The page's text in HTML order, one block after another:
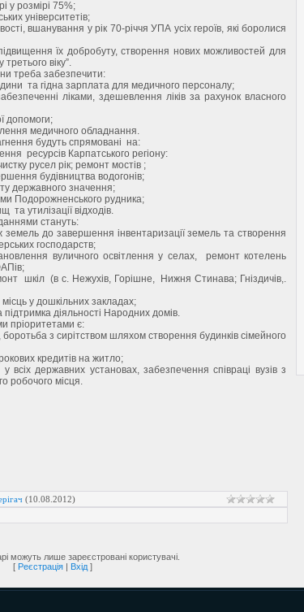
у розмірі 75%;
університетів;
вшанування у рік 70-річчя УПА усіх героїв, які боролися
їх добробуту, створення нових можливостей для
віку”.
треба забезпечити:
та гідна зарплата для медичного персоналу;
ліками, здешевлення ліків за рахунок власного
допомоги;
медичного обладнання.
будуть спрямовані на:
ресурсів Карпатського регіону:
русел рік; ремонт мостів ;
будівництва водогонів;
державного значення;
Подорожненського рудника;
утилізації відходів.
стануть:
до завершення інвентаризації земель та створення
господарств;
вуличного освітлення у селах, ремонт котелень
шкіл (в с. Нежухів, Горішне, Нижня Стинава; Гніздичів,.
у дошкільних закладах;
діяльності Народних домів.
пріоритетами є:
з сирітством шляхом створення будинків сімейного
кредитів на житло;
державних установах, забезпечення співраці вузів з
робочого місця.
(10.08.2012)
можуть лише зареєстровані користувачі.
[ Реєстрація | Вхід ]